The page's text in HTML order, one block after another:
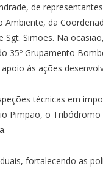
de
da
Sgt. Simões. Na
35º Grupamento
às ações
técnicas em
Pimpão, o Tribódromo
fortalecendo as